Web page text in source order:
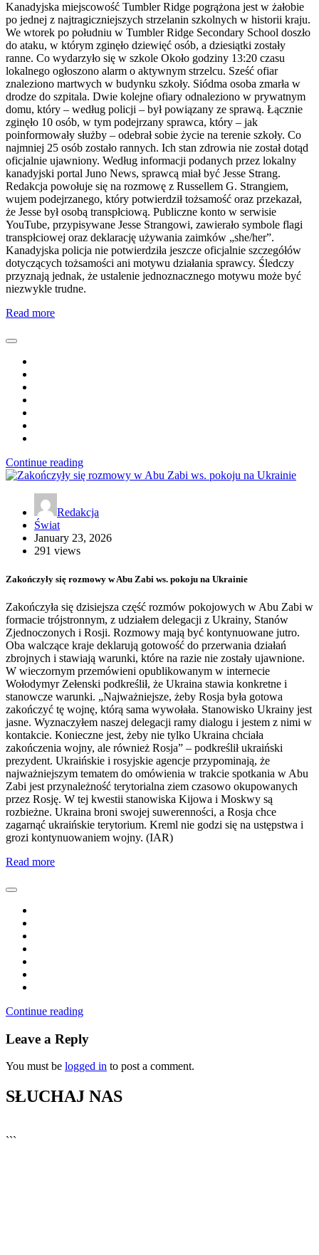
Kanadyjska miejscowość Tumbler Ridge pogrążona jest w żałobie
po jednej z najtragiczniejszych strzelanin szkolnych w historii kraju.
We wtorek po południu w Tumbler Ridge Secondary School doszło
do ataku, w którym zginęło dziewięć osób, a dziesiątki zostały
ranne. Co wydarzyło się w szkole Około godziny 13:20 czasu
lokalnego ogłoszono alarm o aktywnym strzelcu. Sześć ofiar
znaleziono martwych w budynku szkoły. Siódma osoba zmarła w
drodze do szpitala. Dwie kolejne ofiary odnaleziono w prywatnym
domu, który – według policji – był powiązany ze sprawą. Łącznie
zginęło 10 osób, w tym podejrzany sprawca, który – jak
poinformowały służby – odebrał sobie życie na terenie szkoły. Co
najmniej 25 osób zostało rannych. Ich stan zdrowia nie został dotąd
oficjalnie ujawniony. Według informacji podanych przez lokalny
kanadyjski portal Juno News, sprawcą miał być Jesse Strang.
Redakcja powołuje się na rozmowę z Russellem G. Strangiem,
wujem podejrzanego, który potwierdził tożsamość oraz przekazał,
że Jesse był osobą transpłciową. Publiczne konto w serwisie
YouTube, przypisywane Jesse Strangowi, zawierało symbole flagi
transpłciowej oraz deklarację używania zaimków „she/her”.
Kanadyjska policja nie potwierdziła jeszcze oficjalnie szczegółów
dotyczących tożsamości ani motywu działania sprawcy. Śledczy
przyznają jednak, że ustalenie jednoznacznego motywu może być
niezwykle trudne.
Read more
Continue reading
Redakcja
Świat
January 23, 2026
291 views
Zakończyły się rozmowy w Abu Zabi ws. pokoju na Ukrainie
Zakończyła się dzisiejsza część rozmów pokojowych w Abu Zabi w
formacie trójstronnym, z udziałem delegacji z Ukrainy, Stanów
Zjednoczonych i Rosji. Rozmowy mają być kontynuowane jutro.
Oba walczące kraje deklarują gotowość do przerwania działań
zbrojnych i stawiają warunki, które na razie nie zostały ujawnione.
W wieczornym przemówieni opublikowanym w internecie
Wołodymyr Zełenski podkreślił, że Ukraina stawia konkretne i
stanowcze warunki. „Najważniejsze, żeby Rosja była gotowa
zakończyć tę wojnę, którą sama wywołała. Stanowisko Ukrainy jest
jasne. Wyznaczyłem naszej delegacji ramy dialogu i jestem z nimi w
kontakcie. Konieczne jest, żeby nie tylko Ukraina chciała
zakończenia wojny, ale również Rosja” – podkreślił ukraiński
prezydent. Ukraińskie i rosyjskie agencje przypominają, że
najważniejszym tematem do omówienia w trakcie spotkania w Abu
Zabi jest przynależność terytorialna ziem czasowo okupowanych
przez Rosję. W tej kwestii stanowiska Kijowa i Moskwy są
rozbieżne. Ukraina broni swojej suwerenności, a Rosja chce
zagarnąć ukraińskie terytorium. Kreml nie godzi się na ustępstwa i
grozi kontynuowaniem wojny. (IAR)
Read more
Continue reading
Leave a Reply
You must be logged in to post a comment.
SŁUCHAJ NAS
```